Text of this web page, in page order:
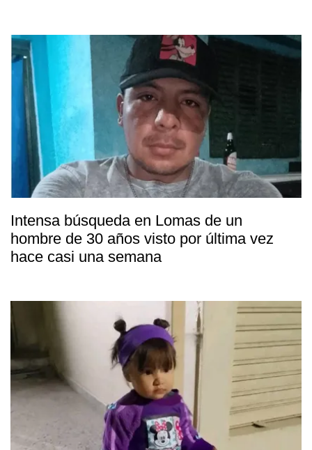
Intensa búsqueda en Lomas de un
hombre de 30 años visto por última vez
hace casi una semana